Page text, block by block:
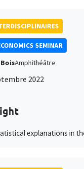
SEMINAR
Amphithéâtre
2022
explanations in